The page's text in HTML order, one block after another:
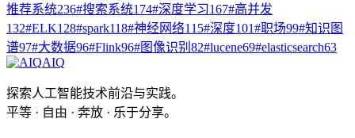
推荐系统236#搜索系统174#深度学习167#高并发
132#ELK128#spark118#神经网络115#深度101#职场99#知识图
谱97#大数据96#Flink96#图像识别 82#lucene69#elasticsearch63
AIQ
探索人工智能技术前沿与实践。
平等 · 自由 · 奔放 · 乐于分享。